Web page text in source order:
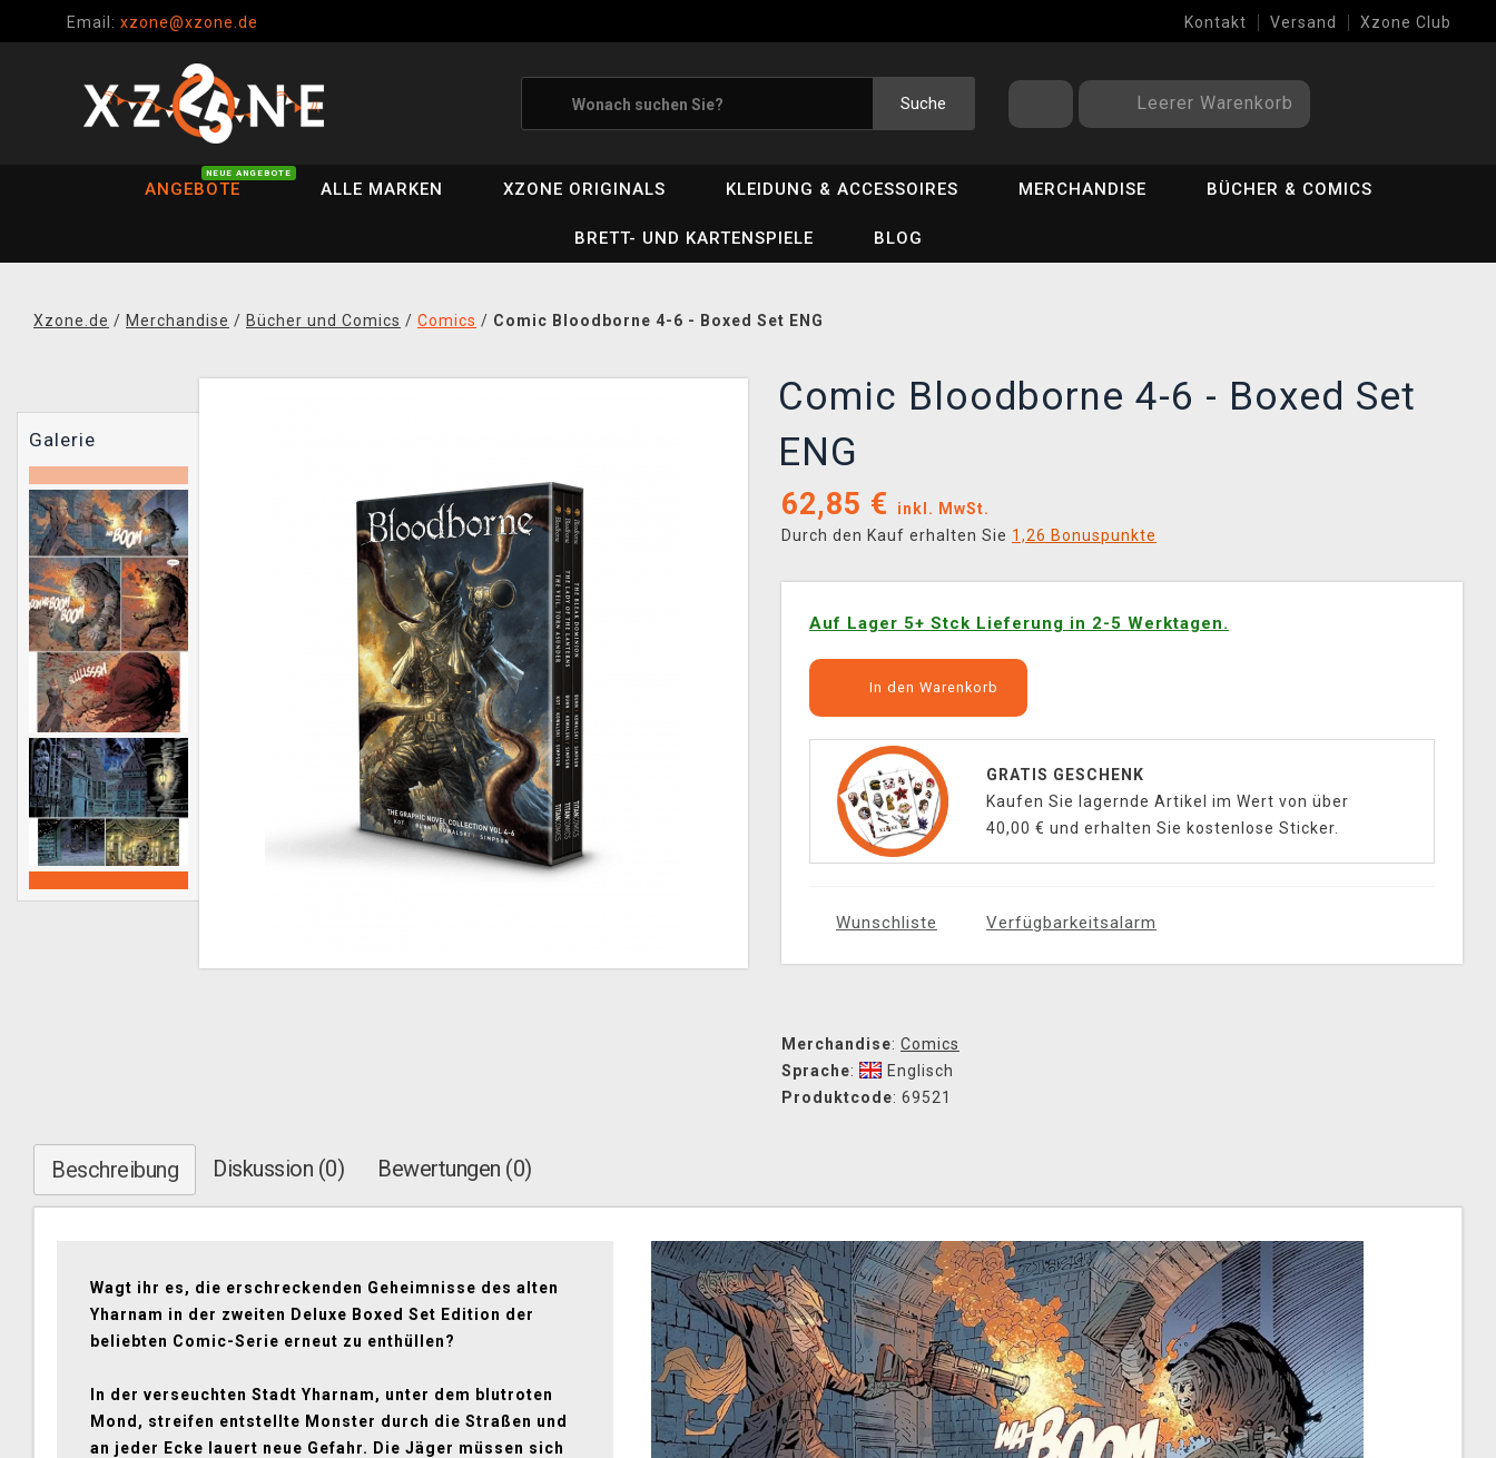
Email: xzone@xzone.de Kontakt Versand Xzone Club
Suche Leerer Warenkorb
ANGEBOTE
NEUE ANGEBOTE
ALLE MARKEN XZONE ORIGINALS KLEIDUNG & ACCESSOIRES MERCHANDISE BÜCHER & COMICS
BRETT- UND KARTENSPIELE BLOG
Xzone.de / Merchandise / Bücher und Comics / Comics / Comic Bloodborne 4-6 - Boxed Set ENG
Galerie
Comic Bloodborne 4-6 - Boxed Set
ENG
62,85 €
inkl. MwSt.
Durch den Kauf erhalten Sie 1,26 Bonuspunkte
Auf Lager 5+ Stck Lieferung in 2-5 Werktagen.
In den Warenkorb
GRATIS GESCHENK
Kaufen Sie lagernde Artikel im Wert von über
40,00 € und erhalten Sie kostenlose Sticker.
Wunschliste Verfügbarkeitsalarm
Merchandise: Comics
Sprache:
Englisch
Produktcode: 69521
Beschreibung Diskussion (0) Bewertungen (0)
Wagt ihr es, die erschreckenden Geheimnisse des alten
Yharnam in der zweiten Deluxe Boxed Set Edition der
beliebten Comic-Serie erneut zu enthüllen?
In der verseuchten Stadt Yharnam, unter dem blutroten
Mond, streifen entstellte Monster durch die Straßen und
an jeder Ecke lauert neue Gefahr. Die Jäger müssen sich